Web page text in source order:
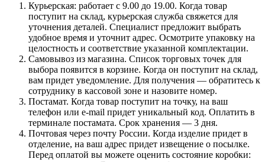
Курьерская: работает с 9.00 до 19.00. Когда товар
поступит на склад, курьерская служба свяжется для
уточнения деталей. Специалист предложит выбрать
удобное время и уточнит адрес. Осмотрите упаковку на
целостность и соответствие указанной комплектации.
Самовывоз из магазина. Список торговых точек для
выбора появится в корзине. Когда он поступит на склад,
вам придет уведомление. Для получения — обратитесь к
сотруднику в кассовой зоне и назовите номер.
Постамат. Когда товар поступит на точку, на ваш
телефон или e-mail придет уникальный код. Оплатить в
терминале постамата. Срок хранения — 3 дня.
Почтовая через почту России. Когда изделие придет в
отделение, на ваш адрес придет извещение о посылке.
Перед оплатой вы можете оценить состояние коробки: